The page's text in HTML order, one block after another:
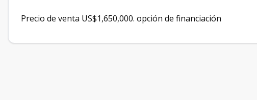
Precio de venta US$1,650,000. opción de financiación